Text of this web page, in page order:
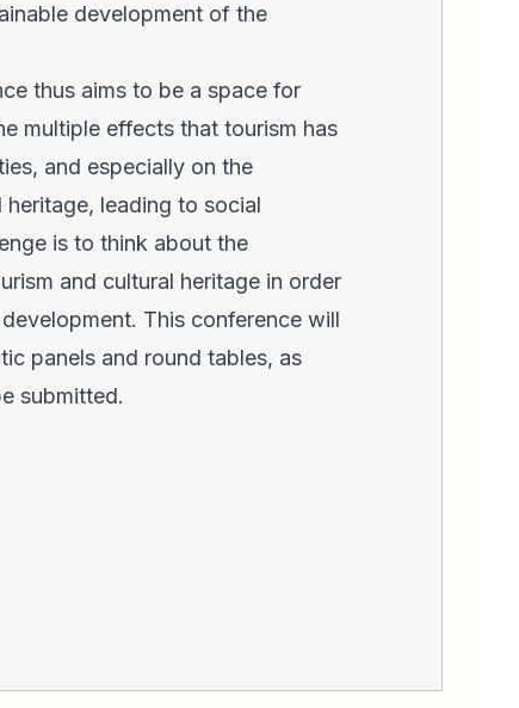
development of the
thus aims to be a space for
multiple effects that tourism has
and especially on the
leading to social
is to think about the
and cultural heritage in order
This conference will
panels and round tables, as
submitted.